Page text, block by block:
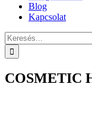
Blog
Kapcsolat
Keresés...
COSMETIC